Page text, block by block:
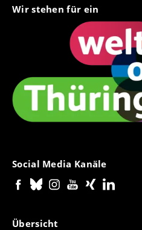
Wir stehen für ein
Social Media Kanäle
Übersicht